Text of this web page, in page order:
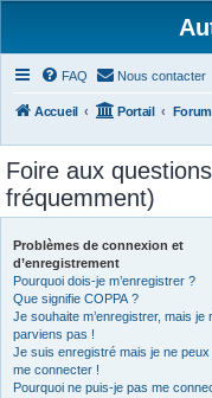
FAQ Nous contacter
Accueil Portail Forum
Foire aux
fréquemment)
Problèmes de connexion et
d’enregistrement
Pourquoi dois-je m’enregistrer ?
Que signifie COPPA ?
Je souhaite m’enregistrer, mais je
parviens pas !
Je suis enregistré mais je ne peux
me connecter !
Pourquoi ne puis-je pas me